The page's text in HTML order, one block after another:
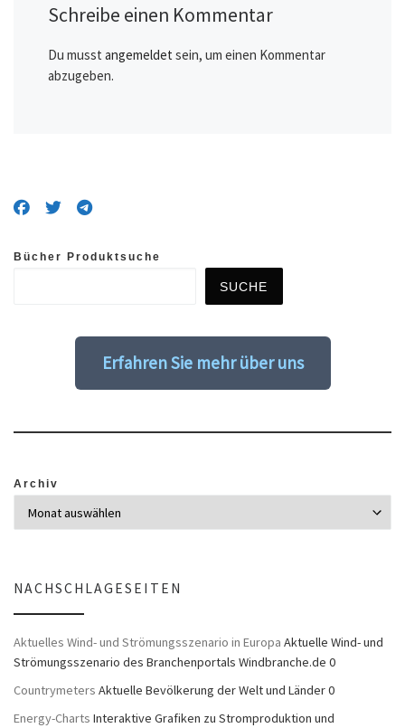
Schreibe einen Kommentar
Du musst angemeldet sein, um einen Kommentar
abzugeben.
Bücher Produktsuche
SUCHE
Erfahren Sie mehr über uns
Archiv
NACHSCHLAGESEITEN
Aktuelles Wind- und Strömungsszenario in Europa Aktuelle Wind- und
Strömungsszenario des Branchenportals Windbranche.de 0
Countrymeters Aktuelle Bevölkerung der Welt und Länder 0
Energy-Charts Interaktive Grafiken zu Stromproduktion und